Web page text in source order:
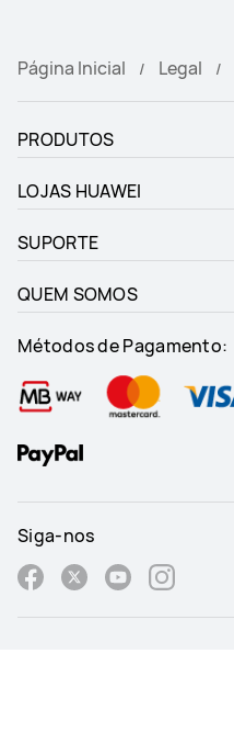
Página Inicial Legal
PRODUTOS
LOJAS HUAWEI
SUPORTE
QUEM SOMOS
Métodos de Pagamento:
Siga-nos